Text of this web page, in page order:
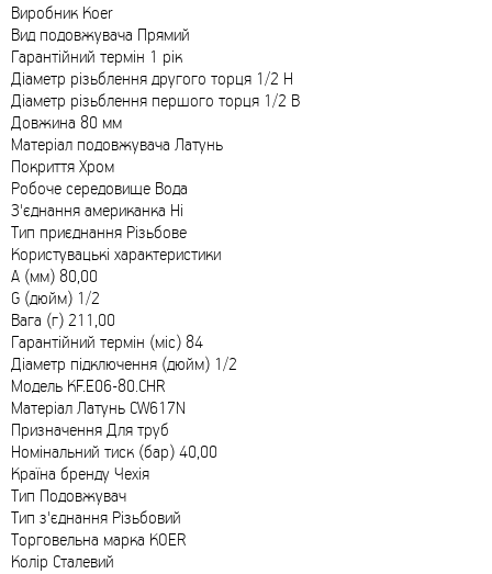
Виробник Koer
Вид подовжувача Прямий
Гарантійний термін 1 рік
Діаметр різьблення другого торця 1/2 Н
Діаметр різьблення першого торця 1/2 В
Довжина 80 мм
Матеріал подовжувача Латунь
Покриття Хром
Робоче середовище Вода
З'єднання американка Ні
Тип приєднання Різьбове
Користувацькі характеристики
A (мм) 80,00
G (дюйм) 1/2
Вага (г) 211,00
Гарантійний термін (міс) 84
Діаметр підключення (дюйм) 1/2
Модель KF.E06-80.CHR
Матеріал Латунь CW617N
Призначення Для труб
Номінальний тиск (бар) 40,00
Країна бренду Чехія
Тип Подовжувач
Тип з'єднання Різьбовий
Торговельна марка KOER
Колір Сталевий